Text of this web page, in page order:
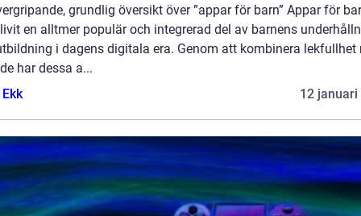
grundlig översikt över ”appar för barn” Appar för
en alltmer populär och integrerad del av barnens
i dagens digitala era. Genom att kombinera lekfullhet
har dessa a...
12 januari